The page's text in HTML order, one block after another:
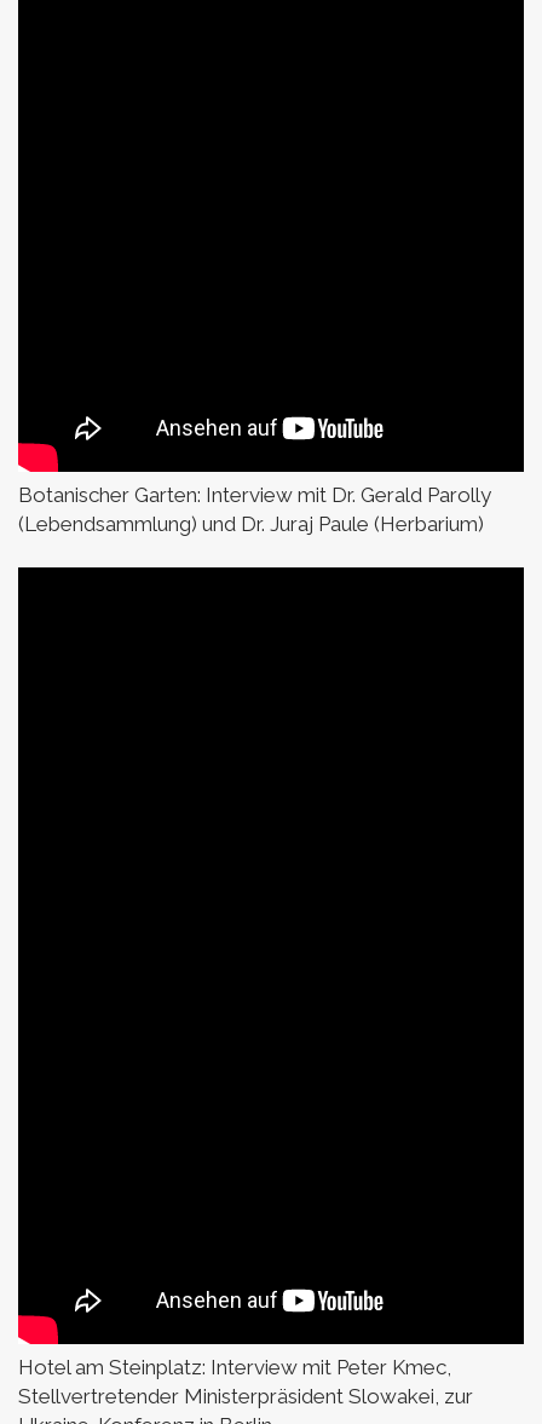
Botanischer Garten: Interview mit Dr. Gerald Parolly
(Lebendsammlung) und Dr. Juraj Paule (Herbarium)
Hotel am Steinplatz: Interview mit Peter Kmec,
Stellvertretender Ministerpräsident Slowakei, zur